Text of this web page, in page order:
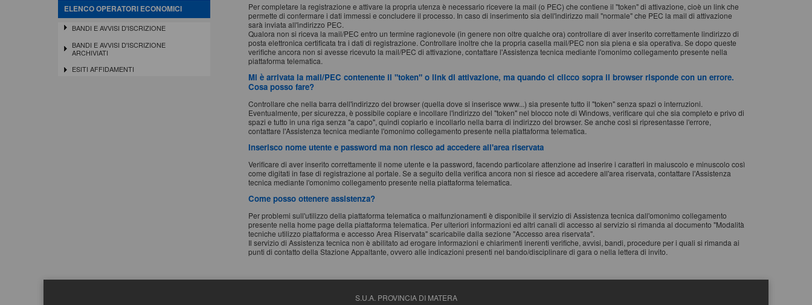
ELENCO OPERATORI ECONOMICI
BANDI E AVVISI D'ISCRIZIONE
BANDI E AVVISI D'ISCRIZIONE
ARCHIVIATI
ESITI AFFIDAMENTI
Per completare la registrazione e attivare la propria utenza è necessario ricevere la mail (o PEC) che contiene il "token" di attivazione, cioè un link che
permette di confermare i dati immessi e concludere il processo. In caso di inserimento sia dell'indirizzo mail "normale" che PEC la mail di attivazione
sarà inviata all'indirizzo PEC.
Qualora non si riceva la mail/PEC entro un termine ragionevole (in genere non oltre qualche ora) controllare di aver inserito correttamente lindirizzo di
posta elettronica certificata tra i dati di registrazione. Controllare inoltre che la propria casella mail/PEC non sia piena e sia operativa. Se dopo queste
verifiche ancora non si avesse ricevuto la mail/PEC di attivazione, contattare l'Assistenza tecnica mediante l'omonimo collegamento presente nella
piattaforma telematica.
Mi è arrivata la mail/PEC contenente il "token" o link di attivazione, ma quando ci clicco sopra il browser risponde con un errore.
Cosa posso fare?
Controllare che nella barra dell'indirizzo del browser (quella dove si inserisce www...) sia presente tutto il "token" senza spazi o interruzioni.
Eventualmente, per sicurezza, è possibile copiare e incollare l'indirizzo del "token" nel blocco note di Windows, verificare qui che sia completo e privo di
spazi e tutto in una riga senza "a capo", quindi copiarlo e incollarlo nella barra di indirizzo del browser. Se anche così si ripresentasse l'errore,
contattare l'Assistenza tecnica mediante l'omonimo collegamento presente nella piattaforma telematica.
Inserisco nome utente e password ma non riesco ad accedere all'area riservata
Verificare di aver inserito correttamente il nome utente e la password, facendo particolare attenzione ad inserire i caratteri in maiuscolo e minuscolo così
come digitati in fase di registrazione al portale. Se a seguito della verifica ancora non si riesce ad accedere all'area riservata, contattare l'Assistenza
tecnica mediante l'omonimo collegamento presente nella piattaforma telematica.
Come posso ottenere assistenza?
Per problemi sull'utilizzo della piattaforma telematica o malfunzionamenti è disponibile il servizio di Assistenza tecnica dall'omonimo collegamento
presente nella home page della piattaforma telematica. Per ulteriori informazioni ed altri canali di accesso al servizio si rimanda al documento "Modalità
tecniche utilizzo piattaforma e accesso Area Riservata" scaricabile dalla sezione "Accesso area riservata".
Il servizio di Assistenza tecnica non è abilitato ad erogare informazioni e chiarimenti inerenti verifiche, avvisi, bandi, procedure per i quali si rimanda ai
punti di contatto della Stazione Appaltante, ovvero alle indicazioni presenti nel bando/disciplinare di gara o nella lettera di invito.
S.U.A. PROVINCIA DI MATERA